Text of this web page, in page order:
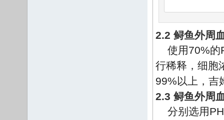
2.2 鲟鱼外周
使用70%的
行稀释，细胞
99%以上，吉
2.3 鲟鱼外周
分别选用